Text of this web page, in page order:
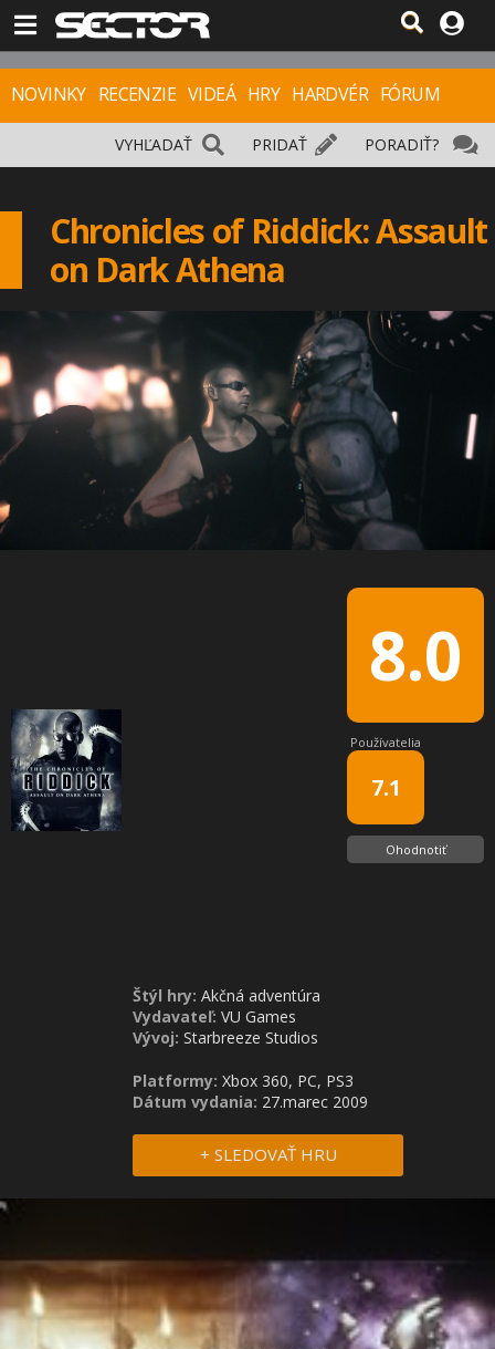
NOVINKY RECENZIE VIDEÁ HRY HARDVÉR FÓRUM
PORADIŤ?
PRIDAŤ
VYHĽADAŤ
Chronicles of Riddick: Assault
on Dark Athena
8.0
Používatelia
7.1
Ohodnotiť
Štýl hry: Akčná adventúra
Vydavateľ: VU Games
Vývoj: Starbreeze Studios
Platformy: Xbox 360, PC, PS3
Dátum vydania: 27.marec 2009
+ SLEDOVAŤ HRU